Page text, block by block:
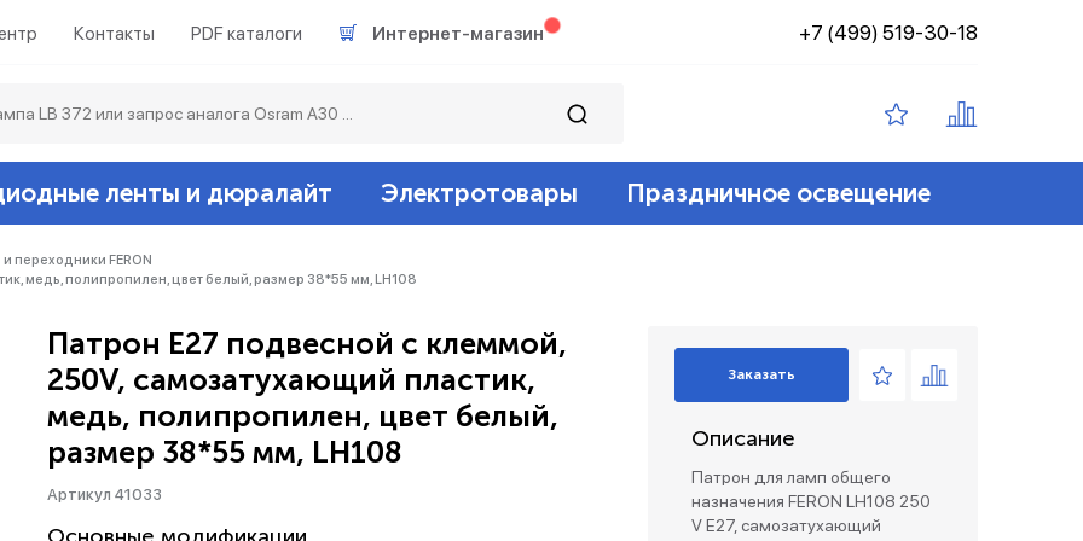
Контакты PDF каталоги Интернет-магазин +7 (499) 519-30-18
Металлогалогенные лампы
Подсветка
ленты и дюралайт
Аксессуары
Контроллеры для лент 12/24v
Электротовары
Эпра (балласты)
Распределительные коробки и коннекторы
Праздничное освещение
переходники FERON
медь, полипропилен, цвет белый, размер 38*55 мм, LH108
Патрон E27 подвесной с клеммой,
250V, самозатухающий пластик,
медь, полипропилен, цвет белый,
размер 38*55 мм, LH108
Артикул 41033
Заказать
Описание
Патрон для ламп общего
назначения FERON LH108 250
V E27, самозатухающий